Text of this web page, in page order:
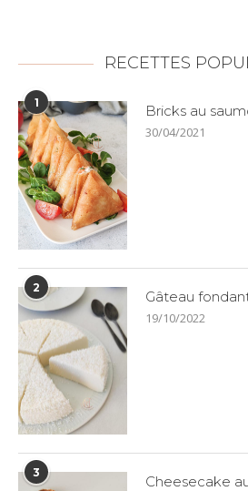
RECETTES
1
Bricks au
30/04/2021
2
Gâteau
19/10/2022
3
Cheesecake